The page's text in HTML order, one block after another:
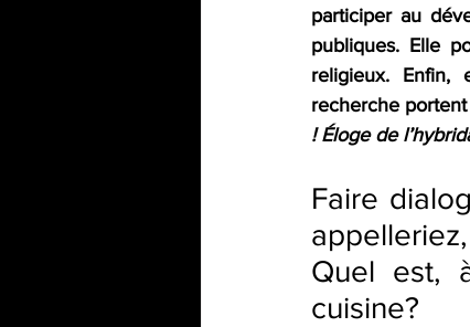
participer au
publiques. Elle
religieux. Enfin,
recherche
! Éloge de
Faire
Quel est,
cuisine?